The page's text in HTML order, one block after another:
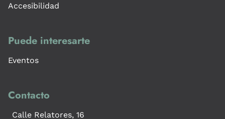
Accesibilidad
Puede interesarte
Eventos
Contacto
Calle Relatores, 16